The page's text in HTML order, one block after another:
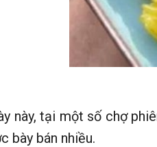
này, tại một số chợ
bày bán nhiều.